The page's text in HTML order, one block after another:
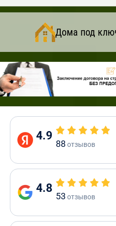
Дома под
4.9
88 отзывов
4.8
53 отзывов